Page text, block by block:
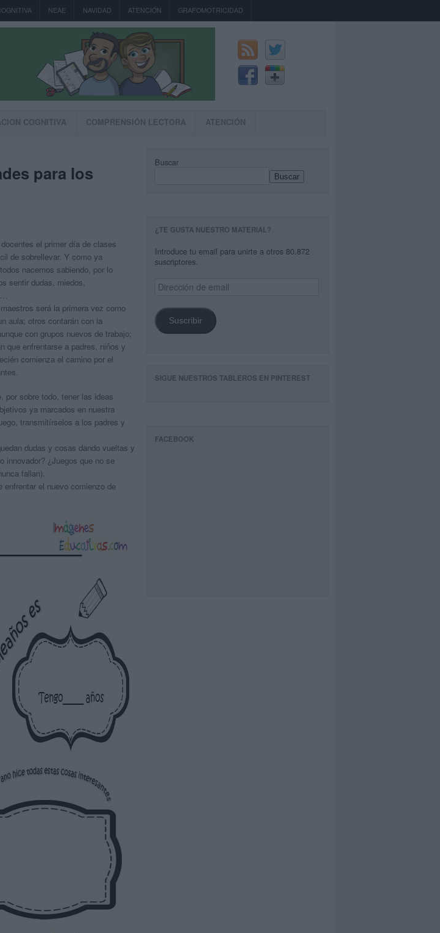
NEAE NAVIDAD ATENCIÓN GRAFOMOTRICIDAD
COGNITIVA COMPRENSIÓN LECTORA ATENCIÓN
para los
el primer día de clases
de sobrellevar. Y como ya
nacemos sabiendo, por lo
sentir dudas, miedos,
será la primera vez como
aula; otros contarán con la
con grupos nuevos de trabajo;
que enfrentarse a padres, niños y
comienza el camino por el
por sobre todo, tener las ideas
ya marcados en nuestra
transmitírselos a los padres y
dudas y cosas dando vueltas y
innovador? ¿Juegos que no se
fallan).
el nuevo comienzo de
Buscar
Buscar
¿TE GUSTA NUESTRO MATERIAL?
Introduce tu email para unirte a otros 80.872
suscriptores.
Dirección
de
Suscribir
SIGUE NUESTROS TABLEROS EN PINTEREST
FACEBOOK